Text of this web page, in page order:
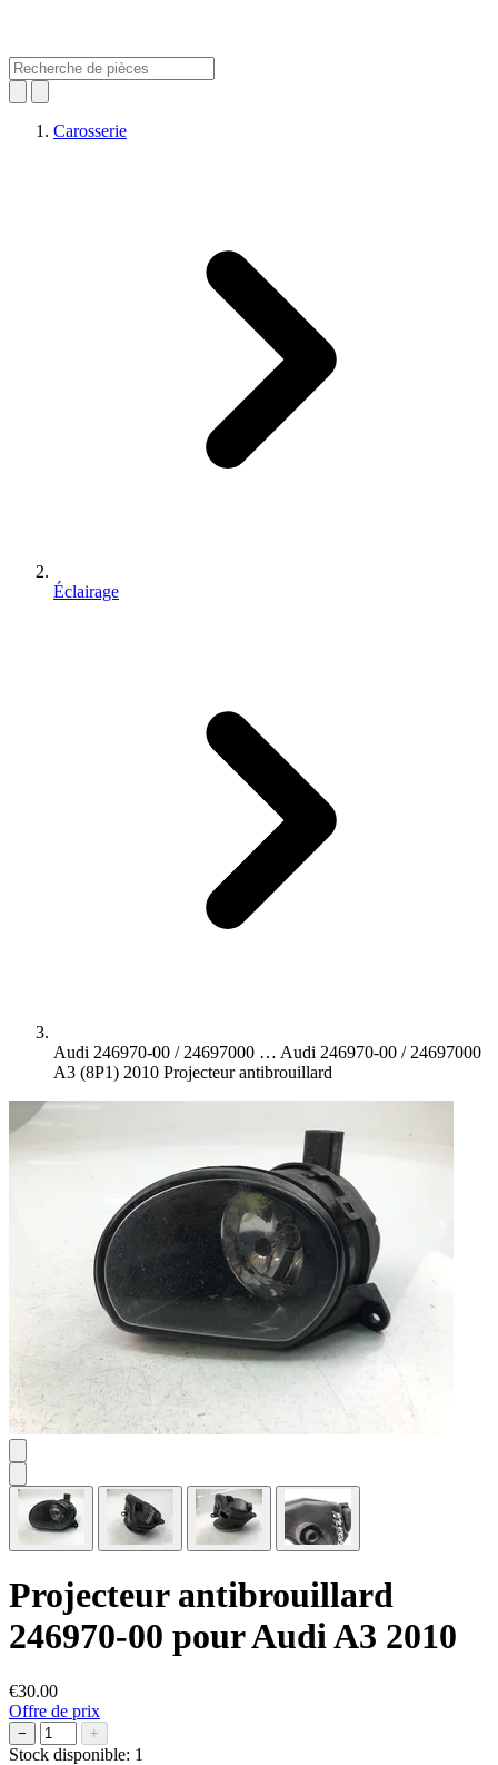
Carosserie
Éclairage
Audi 246970-00 / 24697000 … Audi 246970-00 / 24697000
A3 (8P1) 2010 Projecteur antibrouillard
Projecteur antibrouillard
246970-00 pour Audi A3 2010
€30.00
Offre de prix
− +
Stock disponible: 1